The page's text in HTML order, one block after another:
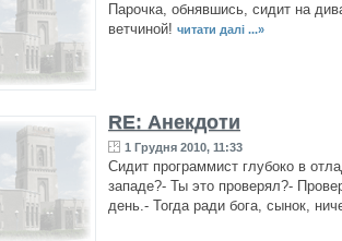
Парочка, обнявшись, сидит на
ветчиной! читати далі ...»
RE: Анекдоти
1 Грудня 2010, 11:33
Сидит программист глубоко в
западе?- Ты это проверял?-
день.- Тогда ради бога, сынок,